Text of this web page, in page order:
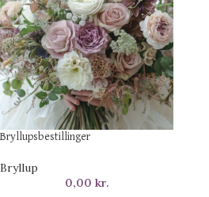
Bryllupsbestillinger
Bryllup
0,00 kr.